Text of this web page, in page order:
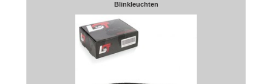
Blinkleuchten